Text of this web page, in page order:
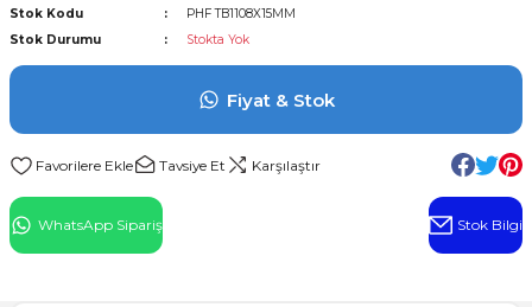
Stok Kodu
PHF TB1108X15MM
Stok Durumu
Stokta Yok
Fiyat & Stok
Tavsiye Et Karşılaştır
WhatsApp Sipariş Stok Bilgi